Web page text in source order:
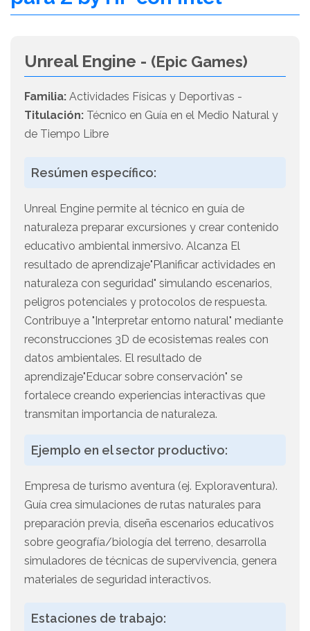
Unreal Engine - (Epic Games)
Familia: Actividades Físicas y Deportivas -
Titulación: Técnico en Guía en el Medio Natural y
de Tiempo Libre
Resúmen específico:
Unreal Engine permite al técnico en guía de
naturaleza preparar excursiones y crear contenido
educativo ambiental inmersivo. Alcanza El
resultado de aprendizaje"Planificar actividades en
naturaleza con seguridad" simulando escenarios,
peligros potenciales y protocolos de respuesta.
Contribuye a "Interpretar entorno natural" mediante
reconstrucciones 3D de ecosistemas reales con
datos ambientales. El resultado de
aprendizaje"Educar sobre conservación" se
fortalece creando experiencias interactivas que
transmitan importancia de naturaleza.
Ejemplo en el sector productivo:
Empresa de turismo aventura (ej. Exploraventura).
Guía crea simulaciones de rutas naturales para
preparación previa, diseña escenarios educativos
sobre geografía/biología del terreno, desarrolla
simuladores de técnicas de supervivencia, genera
materiales de seguridad interactivos.
Estaciones de trabajo: